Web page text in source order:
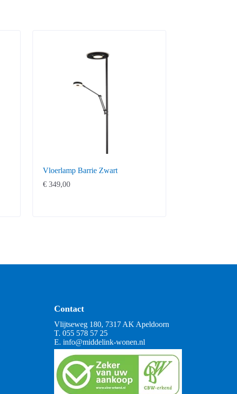
Vloerlamp Barrie Zwart
€ 349,00
Contact
Vlijtseweg 180, 7317 AK Apeldoorn
T. 055 578 57 25
E. info@middelink-wonen.nl